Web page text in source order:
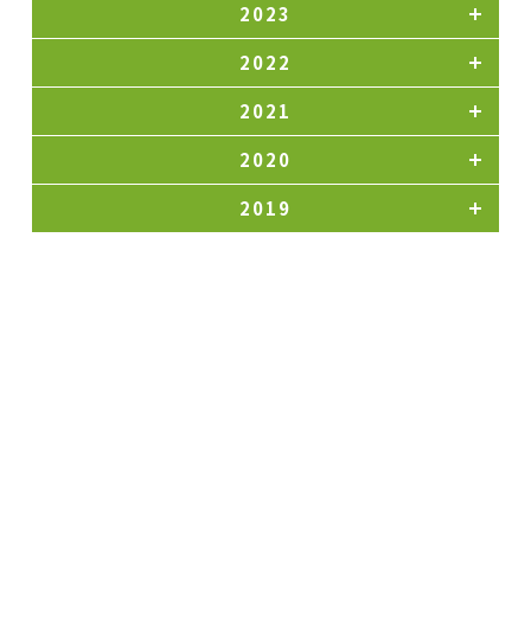
2023
2022
2021
2020
2019